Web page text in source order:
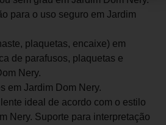
para o uso seguro em Jardim
plaquetas, encaixe) em
de parafusos, plaquetas e
Nery.
em Jardim Dom Nery.
ideal de acordo com o estilo
Nery. Suporte para interpretação